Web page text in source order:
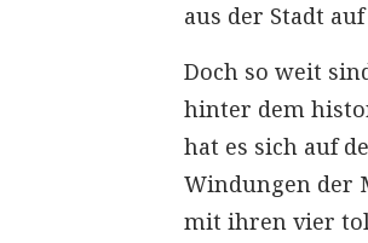
aus der Stadt
Doch so weit
hinter dem
hat es sich auf
Windungen der
mit ihren vier